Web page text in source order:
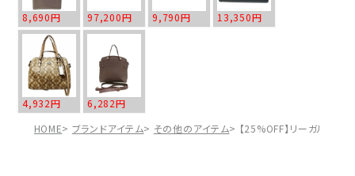
8,690円 97,200円 9,790円 13,350円
4,932円
6,282円
HOME
ブランドアイテム その他のアイテム 【25%OFF】リーガル